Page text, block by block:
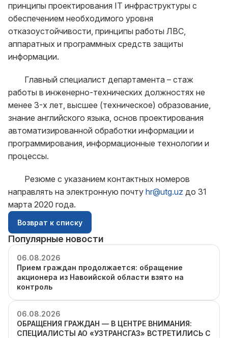
принципы проектирования IT инфраструктуры с
обеспечением необходимого уровня
отказоустойчивости, принципы работы ЛВС,
аппаратных и программных средств защиты
информации.
Главный специалист департамента – стаж
работы в инженерно-технических должностях не
менее 3-х лет, высшее (техническое) образование,
знание английского языка, основ проектирования
автоматизированной обработки информации и
программирования, информационные технологии и
процессы.
Резюме с указанием контактных номеров
направлять на электронную почту hr@utg.uz до 31
марта 2020 года.
Возврат к списку
Популярные новости
06.08.2026
Прием граждан продолжается: обращение
акционера из Навоийской области взято на
контроль
06.08.2026
ОБРАЩЕНИЯ ГРАЖДАН — В ЦЕНТРЕ ВНИМАНИЯ:
СПЕЦИАЛИСТЫ АО «УЗТРАНСГАЗ» ВСТРЕТИЛИСЬ С